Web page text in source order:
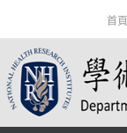
content
首頁